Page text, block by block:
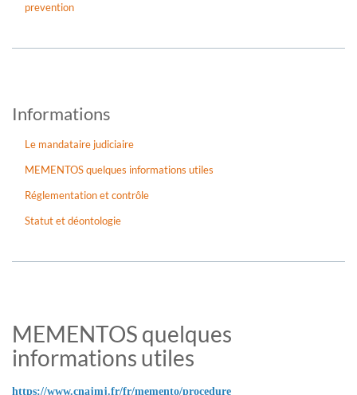
prevention
Informations
Le mandataire judiciaire
MEMENTOS quelques informations utiles
Réglementation et contrôle
Statut et déontologie
MEMENTOS quelques
informations utiles
https://www.cnajmj.fr/fr/memento/procedure